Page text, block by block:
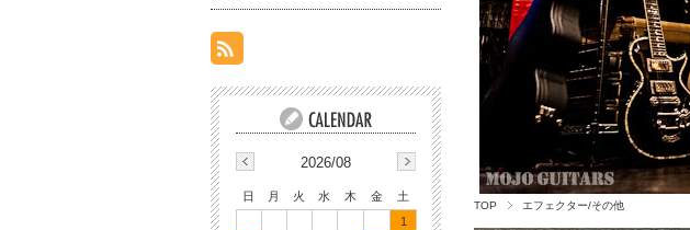
TOP エフェクター/その他
2026/08
日 月 火 水 木 金
土
1